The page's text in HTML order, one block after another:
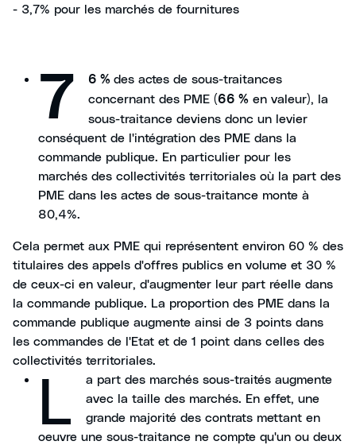
- 3,7% pour les marchés de fournitures
7 6 % des actes de sous-traitances
concernant des PME (66 % en valeur), la
sous-traitance deviens donc un levier
conséquent de l'intégration des PME dans la
commande publique. En particulier pour les
marchés des collectivités territoriales où la part des
PME dans les actes de sous-traitance monte à
80,4%.
Cela permet aux PME qui représentent environ 60 % des
titulaires des appels d'offres publics en volume et 30 %
de ceux-ci en valeur, d'augmenter leur part réelle dans
la commande publique. La proportion des PME dans la
commande publique augmente ainsi de 3 points dans
les commandes de l'Etat et de 1 point dans celles des
collectivités territoriales.
L
a part des marchés sous-traités augmente
avec la taille des marchés. En effet, une
grande majorité des contrats mettant en
oeuvre une sous-traitance ne compte qu'un ou deux